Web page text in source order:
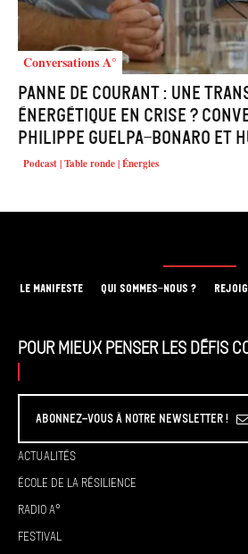
Conversations A°
Panne de courant : une
énergétique en crise ?
Philippe Guelpa-Bonaro et
Podcast | Table ronde | Énergies
LE MANIFESTE QUI SOMMES-NOUS ?
Pour mieux penser les défis
Abonnez-vous à Notre Newsletter !
Actualités
École de la résilience
Radio A°
Festival